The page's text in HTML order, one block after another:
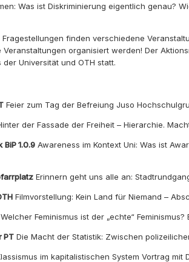
Was ist Diskriminierung eigentlich genau?
finden verschiedene
organisiert werden! Der
Universität und OTH statt.
Feier zum Tag der Befreiung Juso
der Fassade der Freiheit – Hierarchie.
BiP 1.0.9 Awareness im Kontext Uni: Was ist
Erinnern geht uns alle an:
Filmvorstellung: Kein Land für Niemand –
Welcher Feminismus ist der „echte“
PT Die Macht der Statistik: Zwischen
im kapitalistischen System Vortrag mit